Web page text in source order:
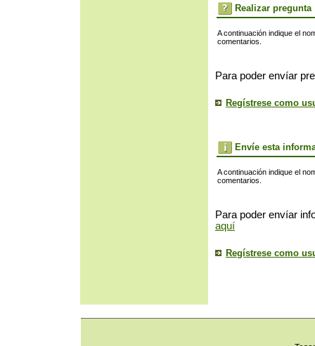
Realizar pregunta
A continuación indique el
comentarios.
Para poder envíar
Regístrese como
Envíe esta
A continuación indique el
comentarios.
Para poder envíar
aquí
Regístrese como